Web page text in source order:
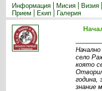
Информация
Мисия Визия
Прием
Екип Галерия
село
която
година,
знание м